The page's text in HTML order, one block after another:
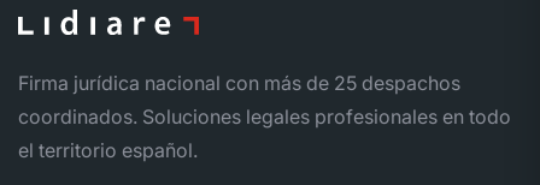
Firma jurídica nacional con más de 25 despachos
coordinados. Soluciones legales profesionales en todo
el territorio español.